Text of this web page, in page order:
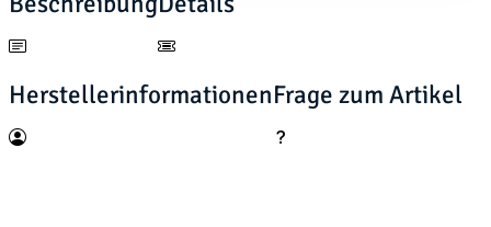
HerstellerinformationenFrage zum Artikel